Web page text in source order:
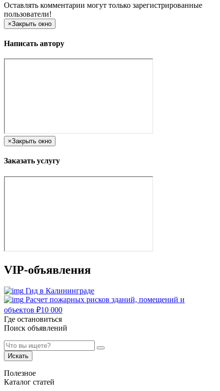
Оставлять комментарии могут только зарегистрированные
пользователи!
×Закрыть окно
Написать автору
×Закрыть окно
Заказать услугу
VIP-объявления
Гид в Калининграде
Расчет пожарных рисков зданий, помещений и
объектов ₽10 000
Где остановиться
Поиск объявлений
Искать
Полезное
Каталог статей